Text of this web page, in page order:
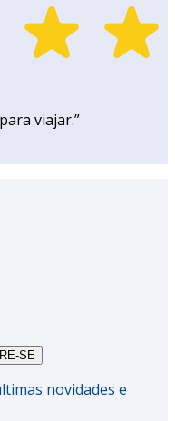
viajar.”
SE
novidades e